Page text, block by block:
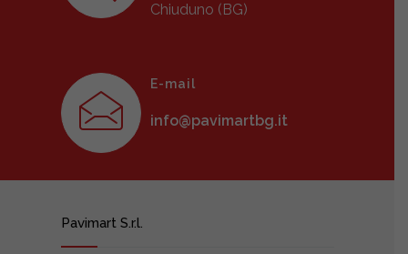
Chiuduno (BG)
E-mail
info@pavimartbg.it
Pavimart S.r.l.